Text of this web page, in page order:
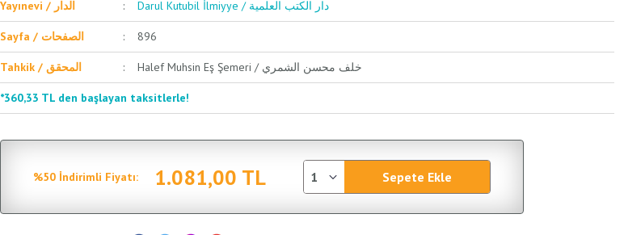
Yayınevi / الدار Darul Kutubil İlmiyye / دار الكتب العلمية
Sayfa / الصفحات 896
Tahkik / المحقق Halef Muhsin Eş Şemeri / خلف محسن الشمري
*360,33 TL den başlayan taksitlerle!
%50 İndirimli Fiyatı: 1.081,00 TL Sepete Ekle